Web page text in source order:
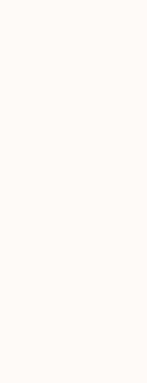
90 °C et 95 °C.
chaude souhaitée sur